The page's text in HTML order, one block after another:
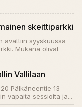
skeittiparkki
avattiin syyskuussa
Mukana olivat
Vallilaan
Pälkäneentie 13
vapaita sessioita ja...